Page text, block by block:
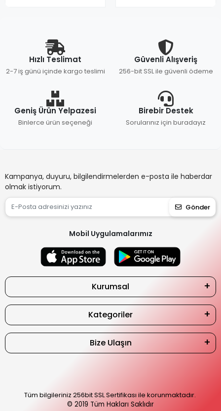
Hızlı Teslimat
2-7 iş günü içinde kargo teslimi
Güvenli Alışveriş
256-bit SSL ile güvenli ödeme
Geniş Ürün Yelpazesi
Binlerce ürün seçeneği
Birebir Destek
Sorularınız için buradayız
Kampanya, duyuru, bilgilendirmelerden e-posta ile haberdar
olmak istiyorum.
Gönder
Mobil Uygulamalarımız
Kurumsal
Kategoriler
Bize Ulaşın
Tüm bilgileriniz 256bit SSL Sertifikası ile korunmaktadır.
© 2019 Tüm Hakları Saklıdır